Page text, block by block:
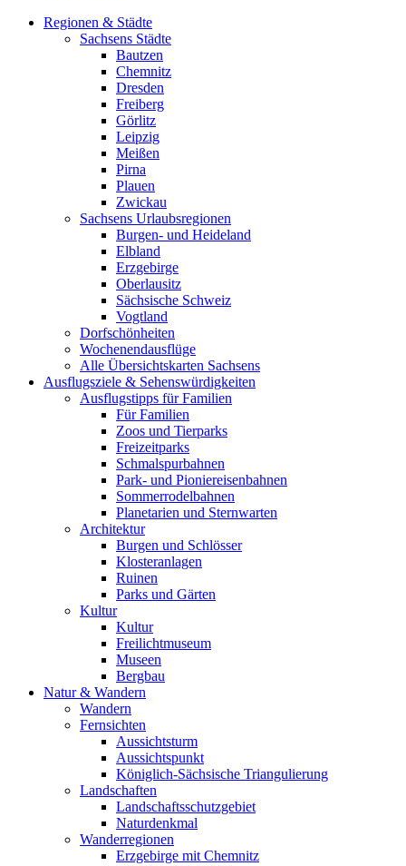
Regionen & Städte
Sachsens Städte
Bautzen
Chemnitz
Dresden
Freiberg
Görlitz
Leipzig
Meißen
Pirna
Plauen
Zwickau
Sachsens Urlaubsregionen
Burgen- und Heideland
Elbland
Erzgebirge
Oberlausitz
Sächsische Schweiz
Vogtland
Dorfschönheiten
Wochenendausflüge
Alle Übersichtskarten Sachsens
Ausflugsziele & Sehenswürdigkeiten
Ausflugstipps für Familien
Für Familien
Zoos und Tierparks
Freizeitparks
Schmalspurbahnen
Park- und Pioniereisenbahnen
Sommerrodelbahnen
Planetarien und Sternwarten
Architektur
Burgen und Schlösser
Klosteranlagen
Ruinen
Parks und Gärten
Kultur
Kultur
Freilichtmuseum
Museen
Bergbau
Natur & Wandern
Wandern
Fernsichten
Aussichtsturm
Aussichtspunkt
Königlich-Sächsische Triangulierung
Landschaften
Landschaftsschutzgebiet
Naturdenkmal
Wanderregionen
Erzgebirge mit Chemnitz